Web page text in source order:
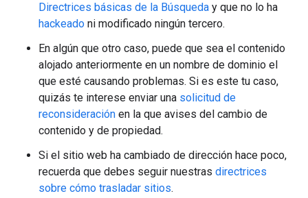
Directrices básicas de la Búsqueda y que no lo ha
hackeado ni modificado ningún tercero.
En algún que otro caso, puede que sea el contenido
alojado anteriormente en un nombre de dominio el
que esté causando problemas. Si es este tu caso,
quizás te interese enviar una solicitud de
reconsideración en la que avises del cambio de
contenido y de propiedad.
Si el sitio web ha cambiado de dirección hace poco,
recuerda que debes seguir nuestras directrices
sobre cómo trasladar sitios.